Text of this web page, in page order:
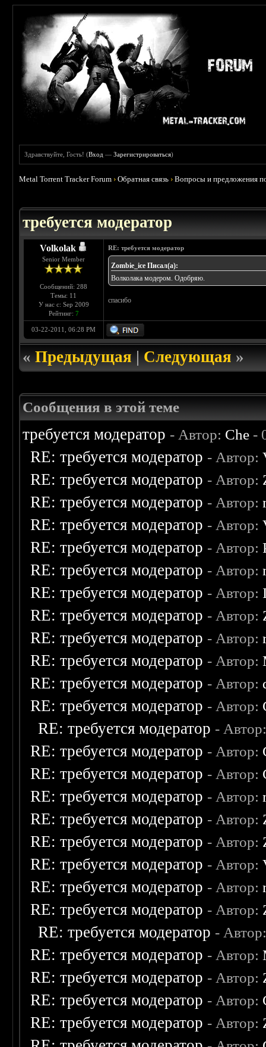
Здравствуйте, Гость! (Вход —Зарегистрироваться)
Metal Torrent Tracker Forum ›Обратная связь ›Вопросы и предложения
требуется модератор
Volkolak
Senior Member
Сообщений: 288
Темы: 11
У нас с: Sep 2009
Рейтинг: 7
RE: требуется модератор
Zombie_ice Писал(а):
Волколака модером. Одобряю.
спасибо
03-22-2011, 06:28 PM
«Предыдущая|Следующая»
Сообщения в этой теме
требуется модератор - Автор: Che -
RE: требуется модератор - Автор:
RE: требуется модератор - Автор:
RE: требуется модератор - Автор:
RE: требуется модератор - Автор:
RE: требуется модератор - Автор:
RE: требуется модератор - Автор:
RE: требуется модератор - Автор:
RE: требуется модератор - Автор:
RE: требуется модератор - Автор:
RE: требуется модератор - Автор:
RE: требуется модератор - Автор:
RE: требуется модератор - Автор:
RE: требуется модератор -
RE: требуется модератор - Автор:
RE: требуется модератор - Автор:
RE: требуется модератор - Автор:
RE: требуется модератор - Автор:
RE: требуется модератор - Автор:
RE: требуется модератор - Автор:
RE: требуется модератор - Автор:
RE: требуется модератор - Автор:
RE: требуется модератор -
RE: требуется модератор - Автор:
RE: требуется модератор - Автор:
RE: требуется модератор - Автор:
RE: требуется модератор - Автор: